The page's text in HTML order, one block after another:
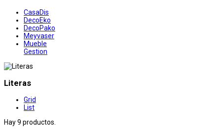
CasaDis
DecoEko
DecoPako
Meyvaser
Mueble
Gestion
Literas
Grid
List
Hay 9 productos.